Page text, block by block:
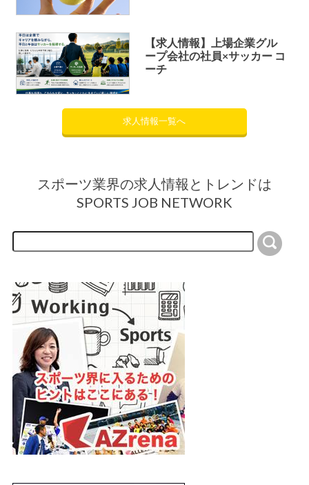
【求人情報】上場企業グル
ープ会社の社員×サッカー コ
ーチ
求人情報一覧へ
スポーツ業界の求人情報とトレンドは
SPORTS JOB NETWORK